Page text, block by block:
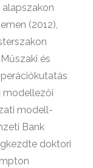
(2012),
és
modellezői
modell-
Bank
doktori